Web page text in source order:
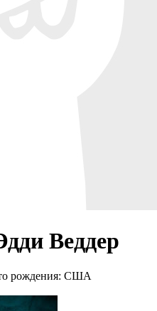
Веддер
рождения: США